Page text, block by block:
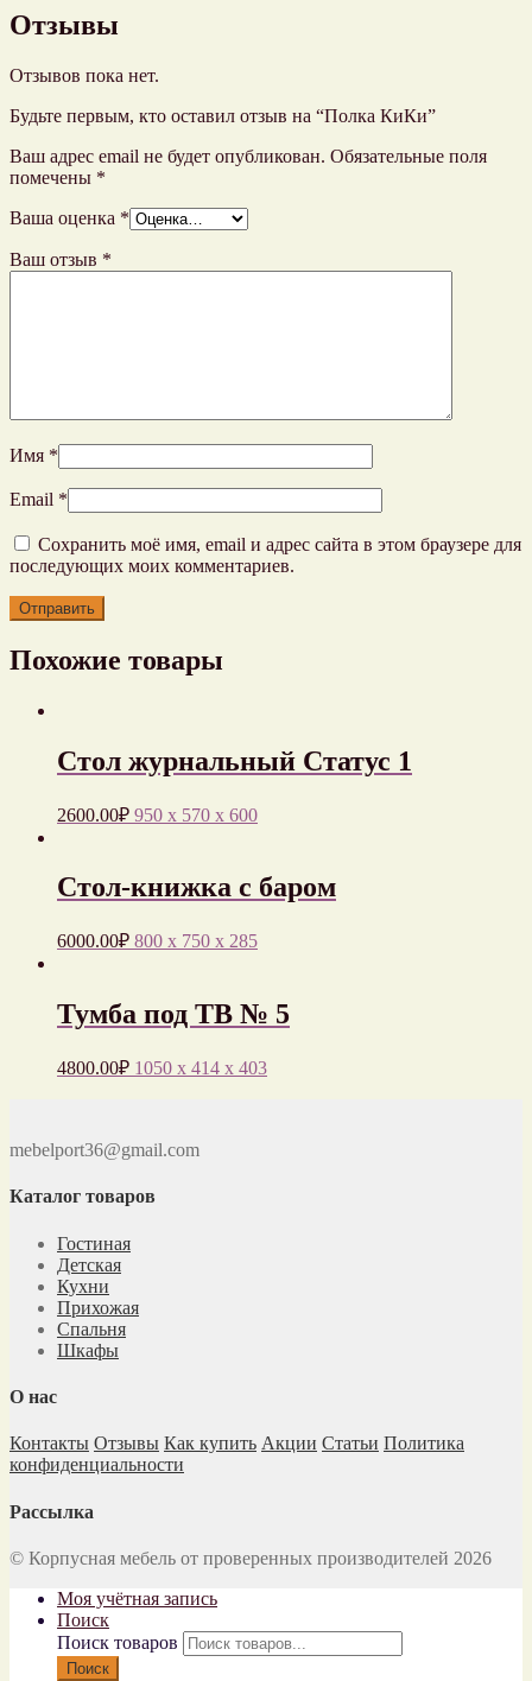
Отзывы
Отзывов пока нет.
Будьте первым, кто оставил отзыв на “Полка КиКи”
Ваш адрес email не будет опубликован. Обязательные поля
помечены *
Ваша оценка *
Ваш отзыв *
Имя *
Email *
Сохранить моё имя, email и адрес сайта в этом браузере для
последующих моих комментариев.
Похожие товары
Стол журнальный Статус 1
2600.00₽ 950 x 570 x 600
Стол-книжка с баром
6000.00₽ 800 x 750 x 285
Тумба под ТВ № 5
4800.00₽ 1050 x 414 x 403
mebelport36@gmail.com
Каталог товаров
Гостиная
Детская
Кухни
Прихожая
Спальня
Шкафы
О нас
Контакты Отзывы Как купить Акции Статьи Политика
конфиденциальности
Рассылка
© Корпусная мебель от проверенных производителей 2026
Моя учётная запись
Поиск
Поиск товаров
Поиск